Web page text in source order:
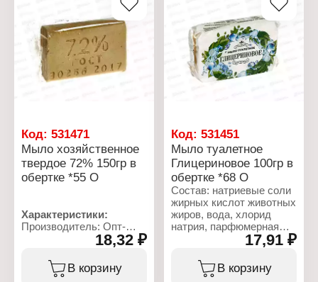
Код: 531471
Мыло хозяйственное
твердое 72% 150гр в
обертке *55 О
Характеристики:
Производитель: Опт-
Хозяйственное мыло
Процентное содержание
18,32 ₽
В корзину
Код:531451
Мыло туалетное
Глицериновое 100гр в
обертке *68 О
Состав: натриевые соли
жирных кислот животных
жиров, вода, хлорид
натрия, парфюмерная
композиция, глицерин,
гидрооксид натрия,
диоксид титана.
17,91 ₽
В корзину